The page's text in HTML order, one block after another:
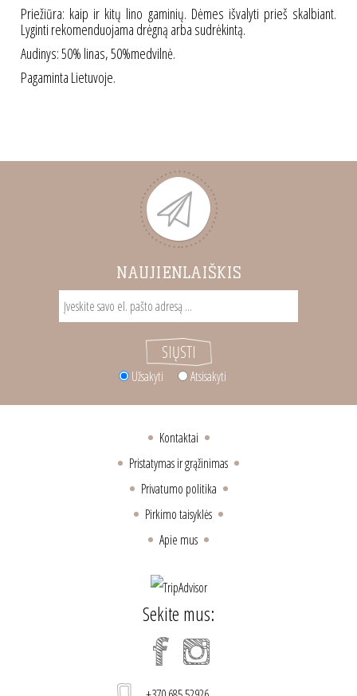
Priežiūra: kaip ir kitų lino gaminių. Dėmes išvalyti prieš skalbiant.
Lyginti rekomenduojama drėgną arba sudrėkintą.
Audinys: 50% linas, 50%medvilnė.
Pagaminta Lietuvoje.
NAUJIENLAIŠKIS
Užsakyti Atsisakyti
Kontaktai
Pristatymas ir grąžinimas
Privatumo politika
Pirkimo taisyklės
Apie mus
Sekite mus: